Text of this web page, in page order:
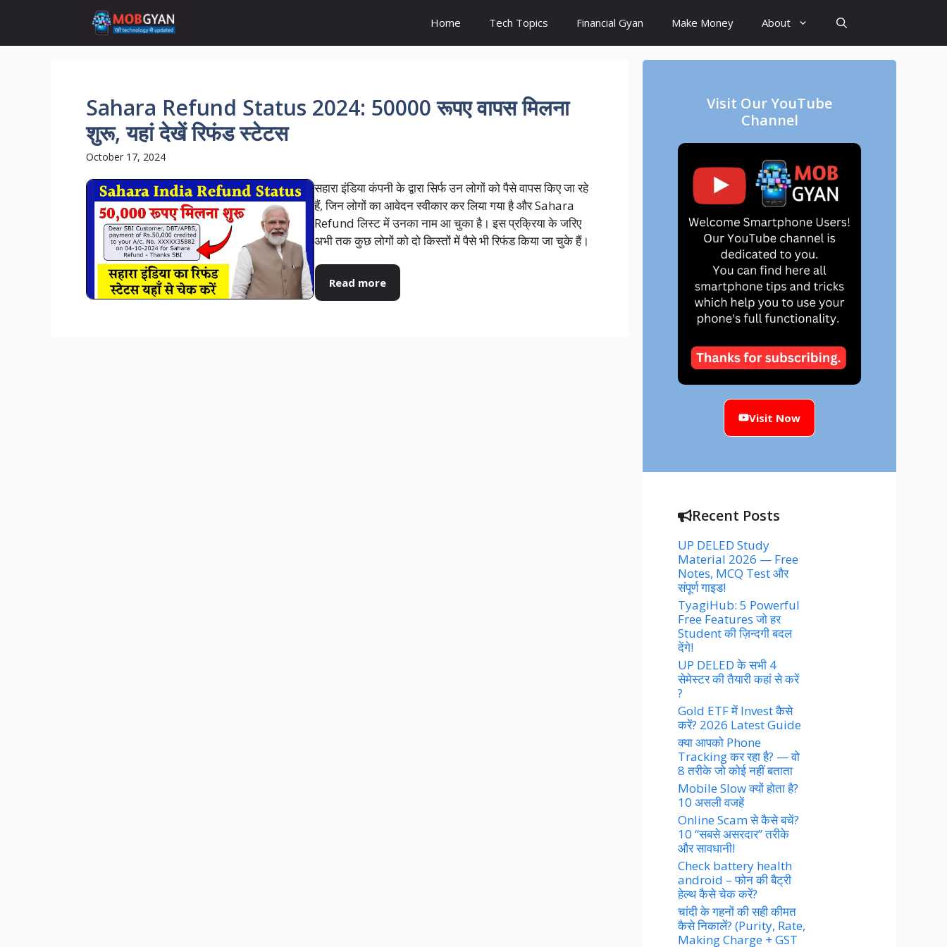
content
Home Tech Topics Financial Gyan Make Money About
Sahara Refund Status 2024: 50000 रूपए वापस मिलना
शुरू, यहां देखें रिफंड स्टेटस
October 17, 2024
सहारा इंडिया कंपनी के द्वारा सिर्फ उन लोगों को पैसे वापस किए जा रहे
हैं, जिन लोगों का आवेदन स्वीकार कर लिया गया है और Sahara
Refund लिस्ट में उनका नाम आ चुका है। इस प्रक्रिया के जरिए
अभी तक कुछ लोगों को दो किस्तों में पैसे भी रिफंड किया जा चुके हैं।
Read more
Visit Our YouTube
Channel
Visit Now
Recent Posts
UP DELED Study
Material 2026 — Free
Notes, MCQ Test और
संपूर्ण गाइड!
TyagiHub: 5 Powerful
Free Features जो हर
Student की ज़िन्दगी बदल
देंगे!
UP DELED के सभी 4
सेमेस्टर की तैयारी कहां से करें
?
Gold ETF में Invest कैसे
करें? 2026 Latest Guide
क्या आपको Phone
Tracking कर रहा है? — वो
8 तरीके जो कोई नहीं बताता
Mobile Slow क्यों होता है?
10 असली वजहें
Online Scam से कैसे बचें?
10 “सबसे असरदार” तरीके
और सावधानी!
Check battery health
android – फोन की बैट्री
हेल्थ कैसे चेक करें?
चांदी के गहनों की सही कीमत
कैसे निकालें? (Purity, Rate,
Making Charge + GST